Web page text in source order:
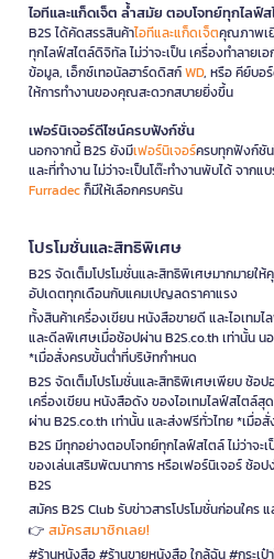
ไอทีและแก็ดเจ็ต ล้ำสมัย ตอบโจทย์ทุกไลฟ์
B2S ได้คัดสรรสินค้าไอทีและแก็ดเจ็ตคุณภาพเ
ทุกไลฟ์สไตล์ดิจิทัล ไม่ว่าจะเป็น เครื่องทำลายเอ
ข้อมูล, เอ็กซ์เทอนัลฮาร์ดดิสก์WD, หรือ คีย์บอ
ให้การทำงานของคุณสะดวกสบายยิ่งขึ้น
เฟอร์นิเจอร์ดีไซน์ครบฟังก์ชั่น
นอกจากนี้ B2S ยังมีเฟอร์นิเจอร์ครบทุกฟังก์ชั
และที่ทำงาน ไม่ว่าจะเป็นโต๊ะทำงานพับได้ จากแ
Furradecก็มีให้เลือกครบครัน
โปรโมชั่นและสิทธิพิเศษ
B2S จัดเต็มโปรโมชั่นและสิทธิพิเศษมากมายใ
อัปเดตทุกเดือนกับแคมเปญลดราคาแรง
ทั้งสินค้าเครื่องเขียน หนังสือขายดี และไอเท
และดีลพิเศษเมื่อช้อปผ่าน B2S.co.th เท่านั้น
*เมื่อสั่งครบขั้นต่ำที่บริษัทกำหนด
B2S จัดเต็มโปรโมชั่นและสิทธิพิเศษเพียบ ช้อ
เครื่องเขียน หนังสือดัง ของไอเทมไลฟ์สไตล์
ผ่าน B2S.co.th เท่านั้น และส่งฟรีทั่วไทย *เมื่
B2S มีทุกอย่างตอบโจทย์ทุกไลฟ์สไตล์ ไม่ว่าจะ
ของเล่นเสริมพัฒนาการ หรือเฟอร์นิเจอร์ ช้อป
B2S
สมัคร B2S Club รับข่าวสารโปรโมชั่นก่อนใคร
👉 สมัครสมาชิกเลย!
#ร้านหนังสือ #ร้านขายหนังสือ ใกล้ฉัน #กระเ